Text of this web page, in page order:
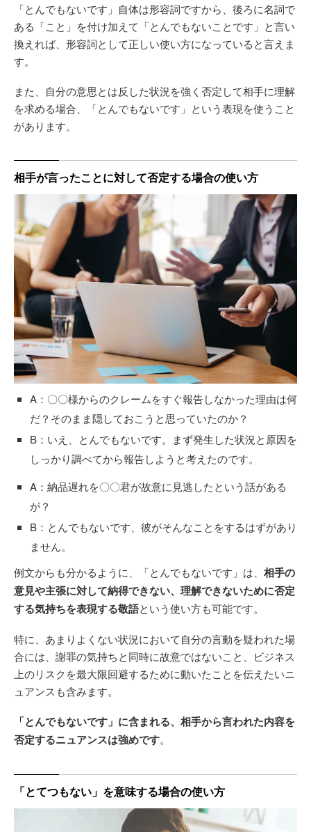
「とんでもないです」自体は形容詞ですから、後ろに名詞で
ある「こと」を付け加えて「とんでもないことです」と言い
換えれば、形容詞として正しい使い方になっていると言えま
す。
また、自分の意思とは反した状況を強く否定して相手に理解
を求める場合、「とんでもないです」という表現を使うこと
があります。
相手が言ったことに対して否定する場合の使い方
A：〇〇様からのクレームをすぐ報告しなかった理由は何
だ？そのまま隠しておこうと思っていたのか？
B：いえ、とんでもないです。まず発生した状況と原因を
しっかり調べてから報告しようと考えたのです。
A：納品遅れを〇〇君が故意に見逃したという話がある
が？
B：とんでもないです、彼がそんなことをするはずがあり
ません。
例文からも分かるように、「とんでもないです」は、 相手の
意見や主張に対して納得できない、理解できないために否定
する気持ちを表現する敬語という使い方も可能です。
特に、あまりよくない状況において自分の言動を疑われた場
合には、謝罪の気持ちと同時に故意ではないこと、ビジネス
上のリスクを最大限回避するために動いたことを伝えたいニ
ュアンスも含みます。
「とんでもないです」に含まれる、相手から言われた内容を
否定するニュアンスは強めです。
「とてつもない」を意味する場合の使い方